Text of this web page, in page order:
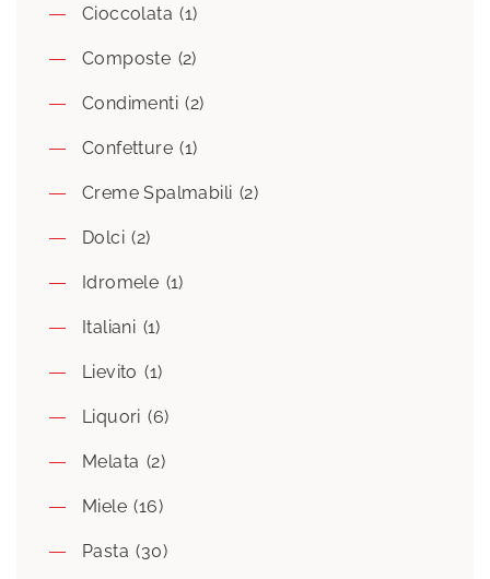
Cioccolata (1)
Composte (2)
Condimenti (2)
Confetture (1)
Creme Spalmabili (2)
Dolci (2)
Idromele (1)
Italiani (1)
Lievito (1)
Liquori (6)
Melata (2)
Miele (16)
Pasta (30)